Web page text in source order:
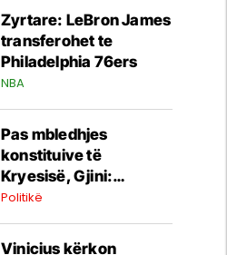
Parlamentare të
OSBE-së në Beograd
Zyrtare: LeBron James
transferohet te
Philadelphia 76ers
NBA
Pas mbledhjes
konstituive të
Kryesisë, Gjini:
Gjashtë pikat e
panegociueshme
Politikë
Vinicius kërkon